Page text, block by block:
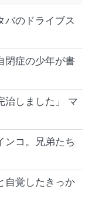
バのドライブス
閉症の少年が書
治しました」 マ
ンコ。兄弟たち
自覚したきっか